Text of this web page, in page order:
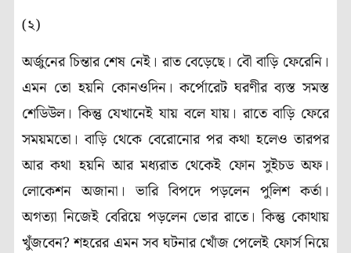
(২)
অর্জুনের চিন্তার শেষ নেই। রাত বেড়েছে। বৌ বাড়ি ফেরেনি।
এমন তো হয়নি কোনওদিন। কর্পোরেট ঘরণীর ব্যস্ত সমস্ত
শেডিউল। কিন্তু যেখানেই যায় বলে যায়। রাতে বাড়ি ফেরে
সময়মতো। বাড়ি থেকে বেরোনোর পর কথা হলেও তারপর
আর কথা হয়নি আর মধ্যরাত থেকেই ফোন সুইচড অফ।
লোকেশন অজানা। ভারি বিপদে পড়লেন পুলিশ কর্তা।
অগত্যা নিজেই বেরিয়ে পড়লেন ভোর রাতে। কিন্তু কোথায়
খুঁজবেন? শহরের এমন সব ঘটনার খোঁজ পেলেই ফোর্স নিয়ে